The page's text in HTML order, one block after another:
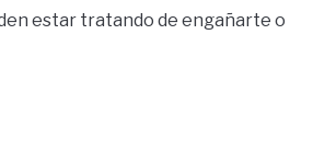
estar tratando de engañarte o